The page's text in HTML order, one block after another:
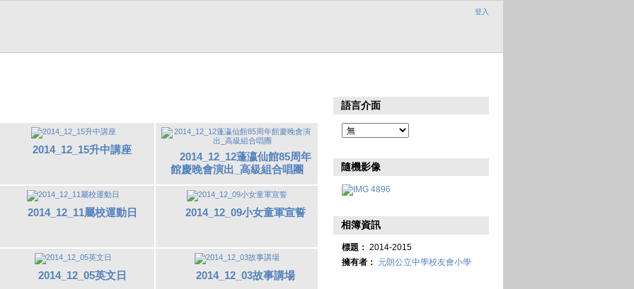
登入
2014_12_15升中講座
2014_12_12蓬瀛仙館85周年
館慶晚會演出_高級組合唱團
2014_12_11屬校運動日 2014_12_09小女童軍宣誓
2014_12_05英文日 2014_12_03故事講場
語言介面
隨機影像
相簿資訊
標題： 2014-2015
擁有者：
元朗公立中學校友會小學